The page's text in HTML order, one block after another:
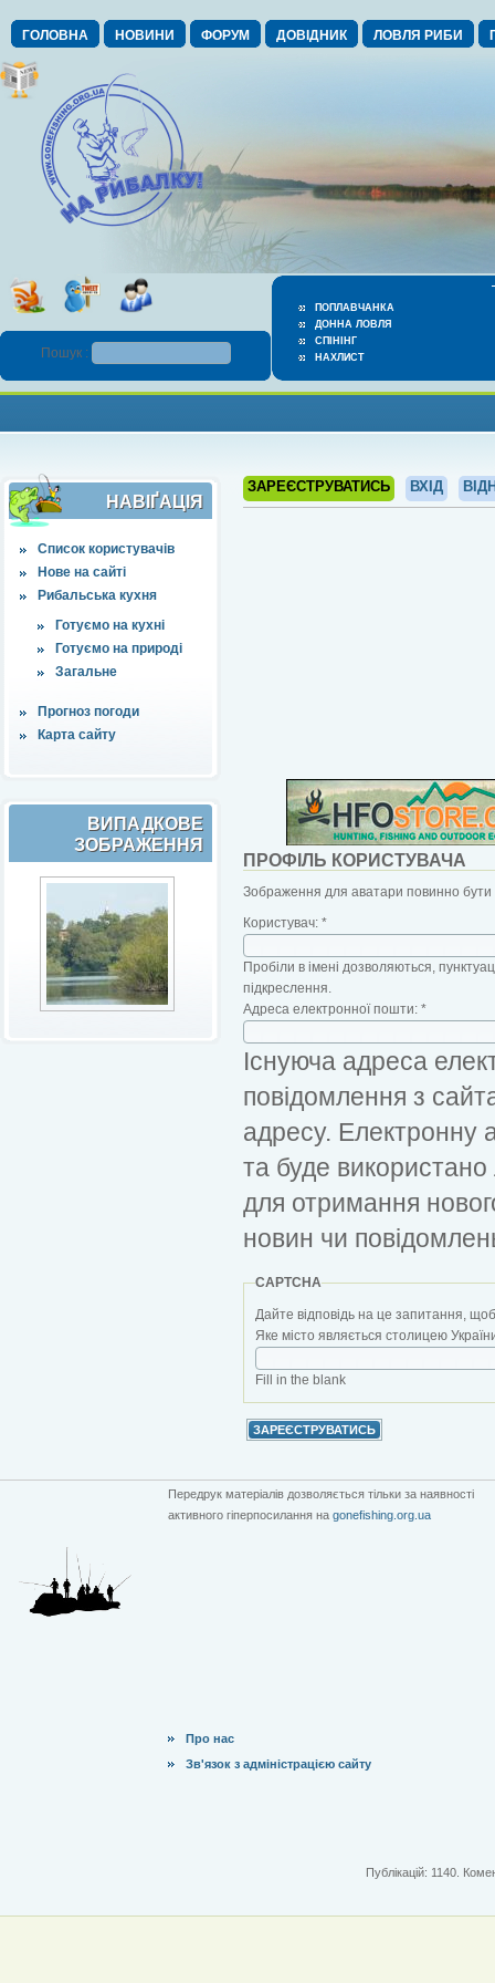
ГОЛОВНА НОВИНИ ФОРУМ ДОВІДНИК ЛОВЛЯ РИБИ
ПОПЛАВЧАНКА
ДОННА ЛОВЛЯ
СПІНІНГ
НАХЛИСТ
Пошук :
НАВІҐАЦІЯ
Список користувачів
Нове на сайті
Рибальська кухня
Готуємо на кухні
Готуємо на природі
Загальне
Прогноз погоди
Карта сайту
ВИПАДКОВЕ
ЗОБРАЖЕННЯ
ЗАРЕЄСТРУВАТИСЬ ВХІД
ПРОФІЛЬ КОРИСТУВАЧА
Зображення для аватари повинно бути
Користувач: *
Пробіли в імені дозволяються,
підкреслення.
Адреса електронної пошти: *
Існуюча адреса
повідомлення з
адресу. Електронну
та буде
для отримання
новин чи
CAPTCHA
Дайте відповідь на це запитання,
Яке місто являється столицею
Fill in the blank
Передрук матеріалів дозволяється тільки за наявності
активного гіперпосилання на gonefishing.org.ua
Про нас
Зв'язок з адміністрацією сайту
Публікацій: 1140.